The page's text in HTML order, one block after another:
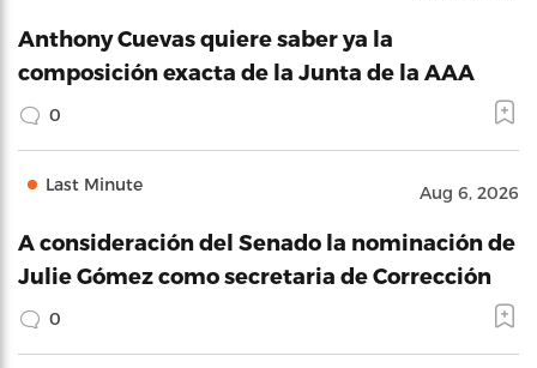
Anthony Cuevas quiere saber ya la
composición exacta de la Junta de la AAA
0
Last Minute Aug 6, 2026
A consideración del Senado la nominación de
Julie Gómez como secretaria de Corrección
0